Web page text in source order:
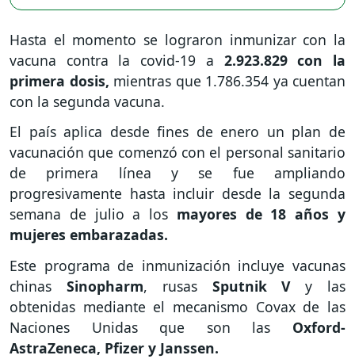
Hasta el momento se lograron inmunizar con la
vacuna contra la covid-19 a 2.923.829 con la
primera dosis, mientras que 1.786.354 ya cuentan
con la segunda vacuna.
El país aplica desde fines de enero un plan de
vacunación que comenzó con el personal sanitario
de primera línea y se fue ampliando
progresivamente hasta incluir desde la segunda
semana de julio a los mayores de 18 años y
mujeres embarazadas.
Este programa de inmunización incluye vacunas
chinas Sinopharm, rusas Sputnik Vy las
obtenidas mediante el mecanismo Covax de las
Naciones Unidas que son las Oxford-
AstraZeneca, Pfizer y Janssen.